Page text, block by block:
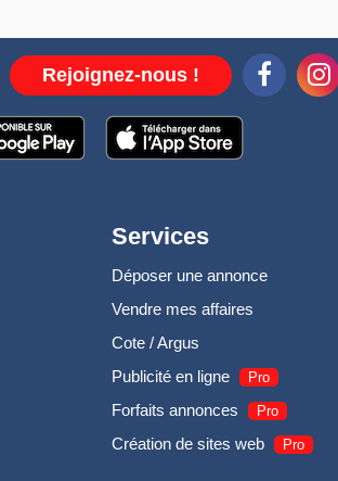
Rejoignez-nous !
Services
Déposer une annonce
Vendre mes affaires
Cote / Argus
Publicité en ligne
Pro
Forfaits annonces Pro
Création de sites web Pro